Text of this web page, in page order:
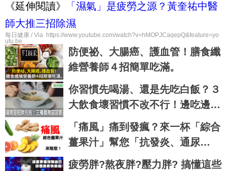
《延伸閱讀》
「濕氣」是疲勞之源？黃奎祐中醫
師大推三招除濕
每日健康 / Via https://www.youtube.com/watch?v=hMOPJCaqepQ&feature=yo
utu.be
防便祕、大腸癌、護血管！膳食纖
維營養師４招簡單吃滿。
你習慣先喝湯、還是先吃白飯？３
大飲食壞習慣不改不行！邊吃邊瘦
邊養胃一次做到｜每日健康 Healt
h
「痛風」痛到發瘋？來一杯「綜合
薑果汁」幫您「抗發炎、通尿
酸」！｜每日健康Health
疲勞胖?熬夜胖?壓力胖? 搞懂這些